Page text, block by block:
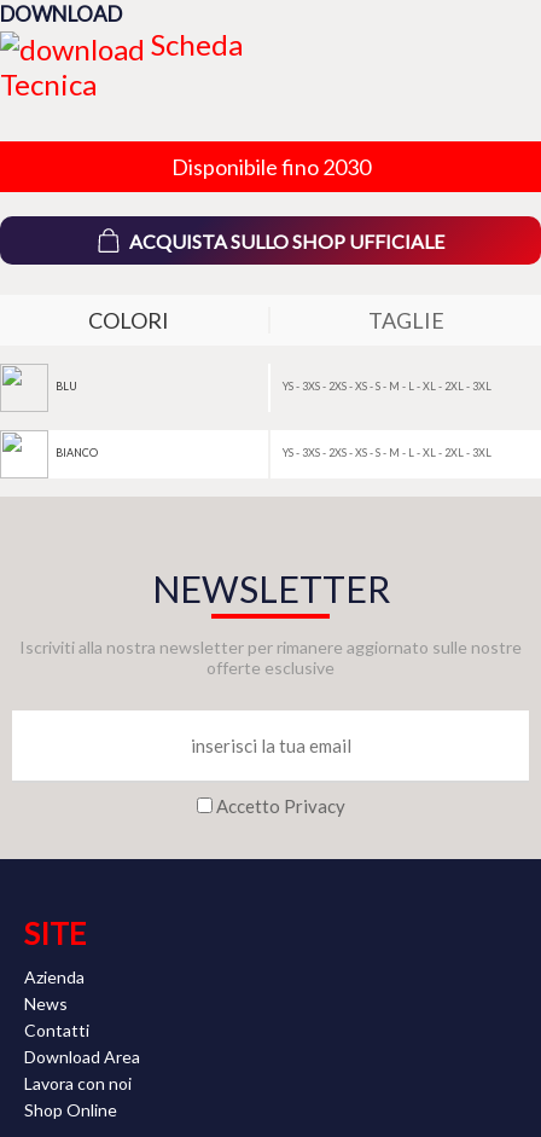
DOWNLOAD
Scheda
Tecnica
Disponibile fino 2030
ACQUISTA SULLO SHOP UFFICIALE
COLORI TAGLIE
BLU YS - 3XS - 2XS - XS - S - M - L - XL - 2XL - 3XL
BIANCO YS - 3XS - 2XS - XS - S - M - L - XL - 2XL - 3XL
NEWSLETTER
Iscriviti alla nostra newsletter per rimanere aggiornato sulle nostre
offerte esclusive
Accetto Privacy
SITE
Azienda
News
Contatti
Download Area
Lavora con noi
Shop Online